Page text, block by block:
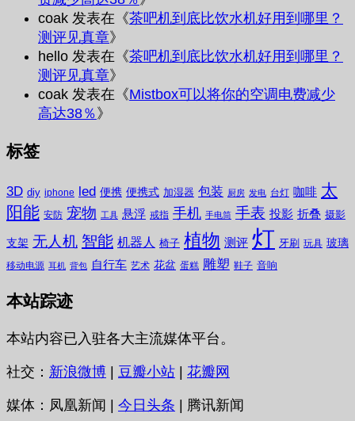
coak 发表在《茶吧机到底比饮水机好用到哪里？
测评见真章》
hello 发表在《茶吧机到底比饮水机好用到哪里？
测评见真章》
coak 发表在《Mistbox可以将你的空调电费减少
高达38％ 》
标签
3D diy iphone led 便携 便携式 加湿器 包装 厨房 发电 台灯 咖啡 太
阳能 安防 宠物 工具 悬浮 戒指 手机 手电筒 手表 投影 折叠 摄影
支架 无人机 智能 机器人 椅子 植物 测评 灯 牙刷 玩具 玻璃
移动电源 耳机 背包 自行车 艺术 花盆 蛋糕 雕塑 鞋子 音响
本站踪迹
本站内容已入驻各大主流媒体平台。
社交： 新浪微博 豆瓣小站 花瓣网
媒体：凤凰新闻 | 今日头条 | 腾讯新闻